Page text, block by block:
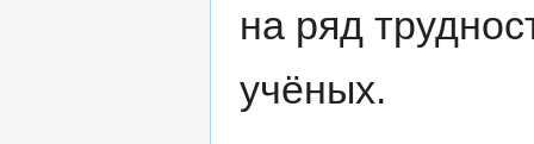
на ряд
учёных.